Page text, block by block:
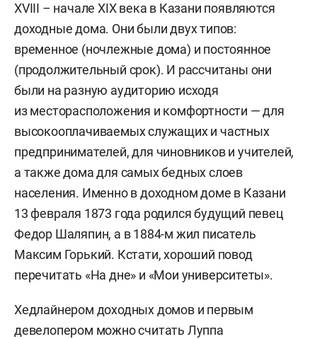
XVIII – начале XIX века в Казани появляются
доходные дома. Они были двух типов:
временное (ночлежные дома) и постоянное
(продолжительный срок). И рассчитаны они
были на разную аудиторию исходя
из месторасположения и комфортности — для
высокооплачиваемых служащих и частных
предпринимателей, для чиновников и учителей,
а также дома для самых бедных слоев
населения. Именно в доходном доме в Казани
13 февраля 1873 года родился будущий певец
Федор Шаляпин, а в 1884-м жил писатель
Максим Горький. Кстати, хороший повод
перечитать «На дне» и «Мои университеты».
Хедлайнером доходных домов и первым
девелопером можно считать Луппа